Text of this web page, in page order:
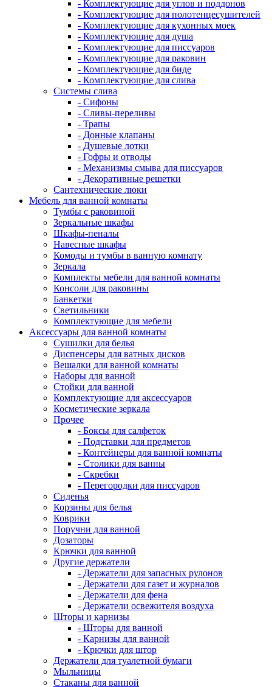
- Комплектующие для углов и поддонов
- Комплектующие для полотенцесушителей
- Комплектующие для кухонных моек
- Комплектующие для душа
- Комплектующие для писсуаров
- Комплектующие для раковин
- Комплектующие для биде
- Комплектующие для слива
Системы слива
- Сифоны
- Сливы-переливы
- Трапы
- Донные клапаны
- Душевые лотки
- Гофры и отводы
- Механизмы смыва для писсуаров
- Декоративные решетки
Сантехнические люки
Мебель для ванной комнаты
Тумбы с раковиной
Зеркальные шкафы
Шкафы-пеналы
Навесные шкафы
Комоды и тумбы в ванную комнату
Зеркала
Комплекты мебели для ванной комнаты
Консоли для раковины
Банкетки
Светильники
Комплектующие для мебели
Аксессуары для ванной комнаты
Сушилки для белья
Диспенсеры для ватных дисков
Вешалки для ванной комнаты
Наборы для ванной
Стойки для ванной
Комплектующие для аксессуаров
Косметические зеркала
Прочее
- Боксы для салфеток
- Подставки для предметов
- Контейнеры для ванной комнаты
- Столики для ванны
- Скребки
- Перегородки для писсуаров
Сиденья
Корзины для белья
Коврики
Поручни для ванной
Дозаторы
Крючки для ванной
Другие держатели
- Держатели для запасных рулонов
- Держатели для газет и журналов
- Держатели для фена
- Держатели освежителя воздуха
Шторы и карнизы
- Шторы для ванной
- Карнизы для ванной
- Крючки для штор
Держатели для туалетной бумаги
Мыльницы
Стаканы для ванной